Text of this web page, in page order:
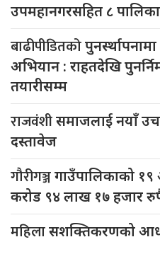
उपमहानगरसहित ८
बाढीपीडितको
अभियान : राहतदेखि
तयारीसम्म
राजवंशीसमाजलाई नयाँ
दस्तावेज
गौरीगञ्जगाउँपालिकाको
करोड ९४ लाख १७ हजार
महिलासशक्तिकरणको